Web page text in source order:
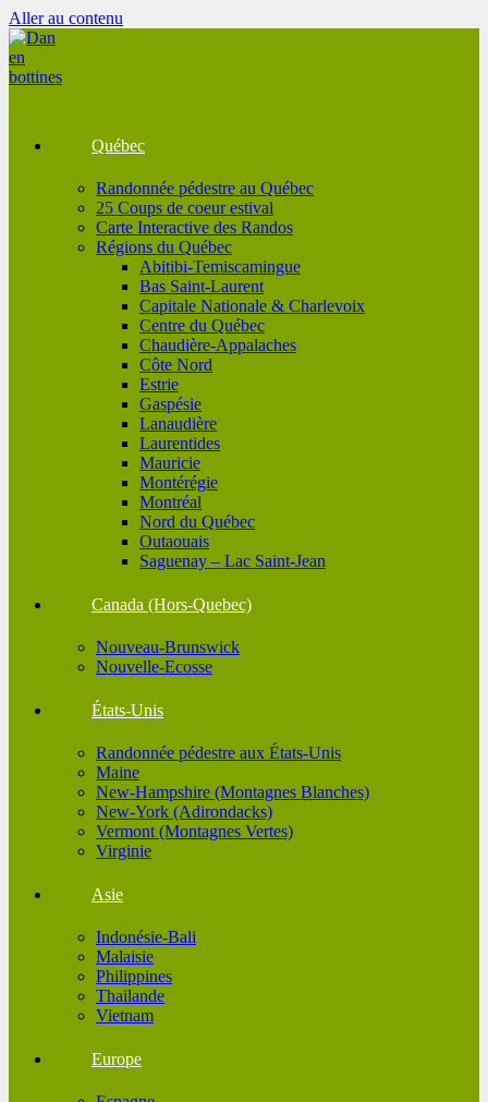
Aller au contenu
Québec
Randonnée pédestre au Québec
25 Coups de coeur estival
Carte Interactive des Randos
Régions du Québec
Abitibi-Temiscamingue
Bas Saint-Laurent
Capitale Nationale & Charlevoix
Centre du Québec
Chaudière-Appalaches
Côte Nord
Estrie
Gaspésie
Lanaudière
Laurentides
Mauricie
Montérégie
Montréal
Nord du Québec
Outaouais
Saguenay – Lac Saint-Jean
Canada (Hors-Quebec)
Nouveau-Brunswick
Nouvelle-Ecosse
États-Unis
Randonnée pédestre aux États-Unis
Maine
New-Hampshire (Montagnes Blanches)
New-York (Adirondacks)
Vermont (Montagnes Vertes)
Virginie
Asie
Indonésie-Bali
Malaisie
Philippines
Thailande
Vietnam
Europe